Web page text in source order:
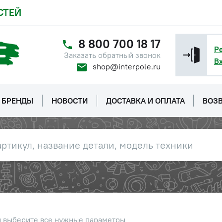
8 800 700 18 17
Заказать обратный звонок
shop@interpole.ru
БРЕНДЫ НОВОСТИ ДОСТАВКА И ОПЛАТА
выберите все нужные параметры
МТЗ
в сборе (схлестка)
Цена
2
ОСТ 37.001.163-75
Наличие
сцепления, тормоза, ВОМ Наличие
165
Обратитесь к
консультанту
болта
Наличие
Цена
300
натяжения